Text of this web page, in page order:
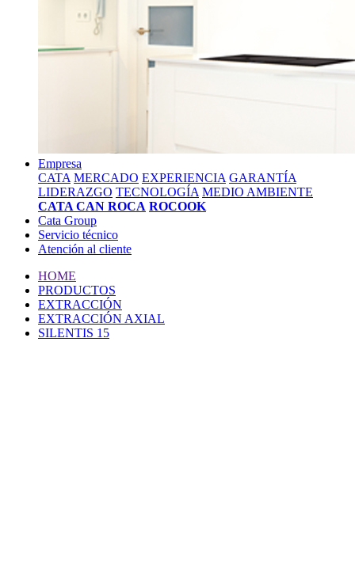
Empresa
CATA MERCADO EXPERIENCIA GARANTÍA
LIDERAZGO TECNOLOGÍA MEDIO AMBIENTE
CATA CAN ROCA ROCOOK
Cata Group
Servicio técnico
Atención al cliente
HOME
PRODUCTOS
EXTRACCIÓN
EXTRACCIÓN AXIAL
SILENTIS 15